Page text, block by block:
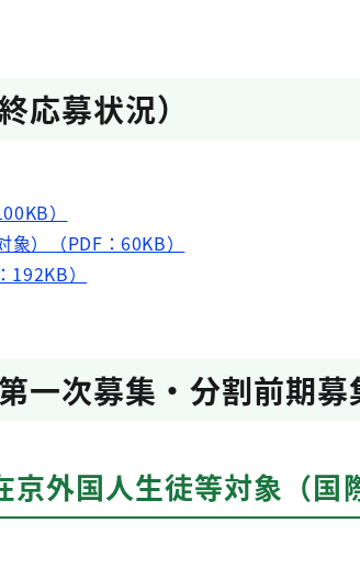
応募状況）
）
）（PDF：60KB）
）
一次募集・分割前期
京外国人生徒等対象（